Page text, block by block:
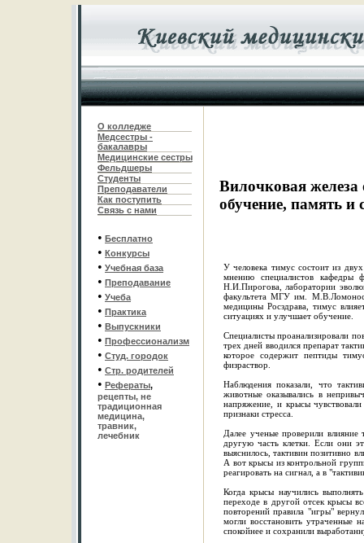
О колледже
Медсестры -
бакалавры
Медицинские сестры
Фельдшеры
Студенты
Преподаватели
Как поступить
Связь с нами
• Бесплатно
• Конкурсы
• Учебная база
• Преподавание
• Учеба
• Практика
• Выпускники
• Профессионализм
• Студ. городок
• Стр. родителей
• Рефераты,
рецепты, не
традиционная
медицина,
травник,
лечебник
Вилочковая железа
обучение, память и
У человека тимус состоит из
мнению специалистов кафедры
Н.И.Пирогова, лаборатории
факультета МГУ им.
медицины Росздрава, тимус
ситуациях и улучшает обучение.
Специалисты проанализировали
трех дней вводился препарат
которое содержит пептиды
физраствор.
Наблюдения показали, что
животные оказывались в
напряжение, и крысы
признаки стресса.
Далее ученые проверили влияние
другую часть клетки. Если они
выяснилось, тактивин позитивно
А вот крысы из контрольной
реагировать на сигнал, а в
Когда крысы научились
переходе в другой отсек крысы
повторений правила "игры"
могли восстановить утраченные
спокойнее и сохранили